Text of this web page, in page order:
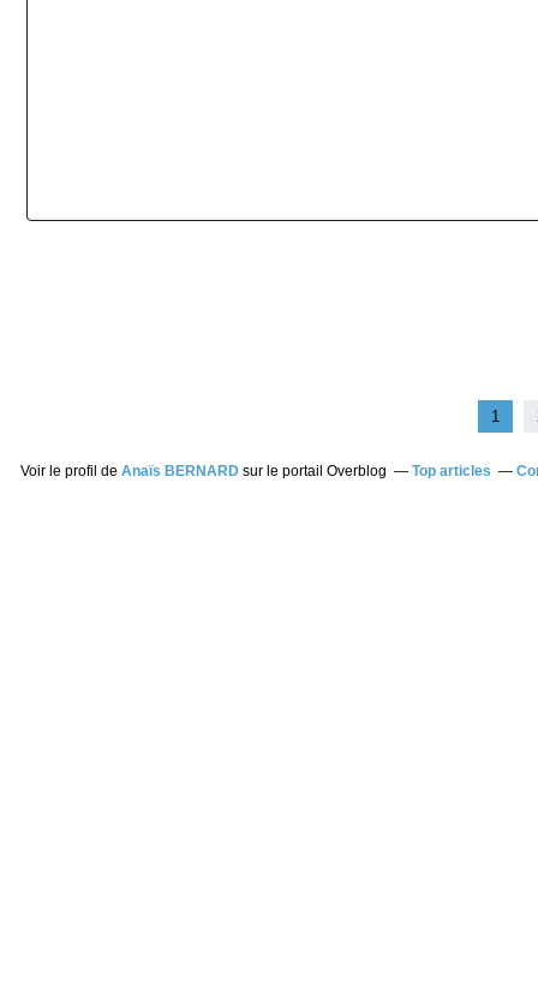
1
Voir le profil de Anaïs BERNARDsur le portail Overblog Top articles